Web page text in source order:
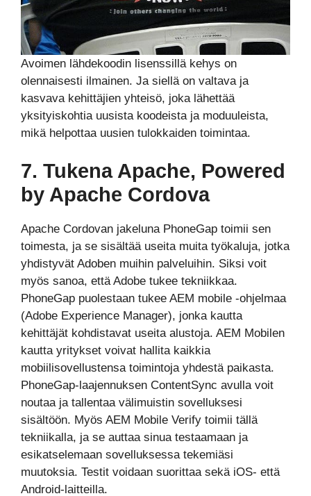
Avoimen lähdekoodin lisenssillä kehys on
olennaisesti ilmainen. Ja siellä on valtava ja
kasvava kehittäjien yhteisö, joka lähettää
yksityiskohtia uusista koodeista ja moduuleista,
mikä helpottaa uusien tulokkaiden toimintaa.
7. Tukena Apache, Powered
by Apache Cordova
Apache Cordovan jakeluna PhoneGap toimii sen
toimesta, ja se sisältää useita muita työkaluja, jotka
yhdistyvät Adoben muihin palveluihin. Siksi voit
myös sanoa, että Adobe tukee tekniikkaa.
PhoneGap puolestaan tukee AEM mobile -ohjelmaa
(Adobe Experience Manager), jonka kautta
kehittäjät kohdistavat useita alustoja. AEM Mobilen
kautta yritykset voivat hallita kaikkia
mobiilisovellustensa toimintoja yhdestä paikasta.
PhoneGap-laajennuksen ContentSync avulla voit
noutaa ja tallentaa välimuistin sovelluksesi
sisältöön. Myös AEM Mobile Verify toimii tällä
tekniikalla, ja se auttaa sinua testaamaan ja
esikatselemaan sovelluksessa tekemiäsi
muutoksia. Testit voidaan suorittaa sekä iOS- että
Android-laitteilla.